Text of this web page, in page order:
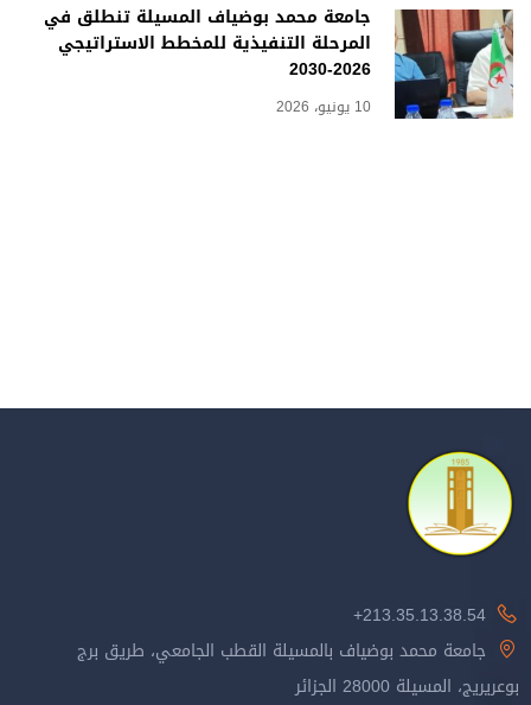
جامعة محمد بوضياف المسيلة تنطلق في
المرحلة التنفيذية للمخطط الاستراتيجي
2026-2030
10 يونيو، 2026
213.35.13.38.54+
جامعة محمد بوضياف بالمسيلة القطب الجامعي، طريق برج
بوعريريج، المسيلة 28000 الجزائر